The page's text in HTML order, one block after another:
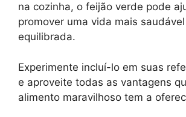
na cozinha, o feijão verde pode
promover uma vida mais
equilibrada.
Experimente incluí-lo em suas
e aproveite todas as vantagens
alimento maravilhoso tem a